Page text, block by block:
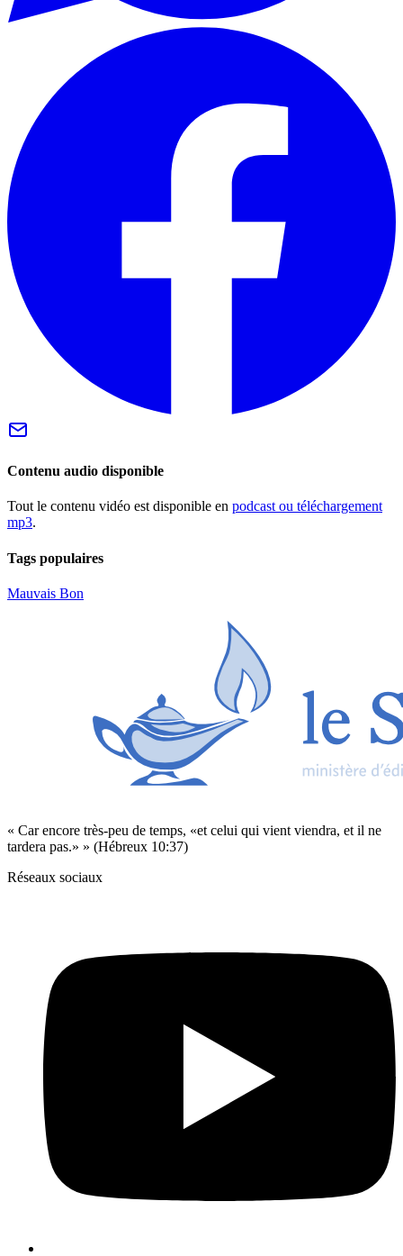
Contenu audio disponible
Tout le contenu vidéo est disponible en podcast ou téléchargement
mp3.
Tags populaires
Mauvais Bon
« Car encore très-peu de temps, «et celui qui vient viendra, et il ne
tardera pas.» » (Hébreux 10:37)
Réseaux sociaux